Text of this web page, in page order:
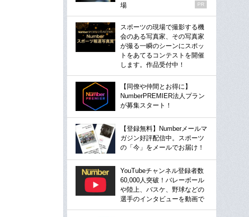
場
PR
スポーツの現場で撮影する機
会のある写真家、その写真家
が撮る一瞬のシーンにスポッ
トをあてるコンテストを開催
します。作品受付中！
【同僚や仲間とお得に】
NumberPREMIER法人プラン
が募集スタート！
【登録無料】Numberメールマ
ガジン好評配信中。スポーツ
の「今」をメールでお届け！
YouTubeチャンネル登録者数
60,000人突破！バレーボール
や陸上、バスケ、野球などの
選手のインタビューを動画で